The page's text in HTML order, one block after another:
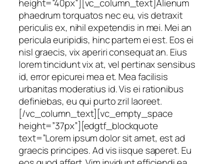
height=”40px”][vc_column_text]Alienum
phaedrum torquatos nec eu, vis detraxit
periculis ex, nihil expetendis in mei. Mei an
pericula euripidis, hinc partem ei est. Eos ei
nisl graecis, vix aperiri consequat an. Eius
lorem tincidunt vix at, vel pertinax sensibus
id, error epicurei mea et. Mea facilisis
urbanitas moderatius id. Vis ei rationibus
definiebas, eu qui purto zril laoreet.
[/vc_column_text][vc_empty_space
height=”37px”][edgtf_blockquote
text=”Lorem ipsum dolor sit amet, est ad
graecis principes. Ad vis iisque saperet. Eu